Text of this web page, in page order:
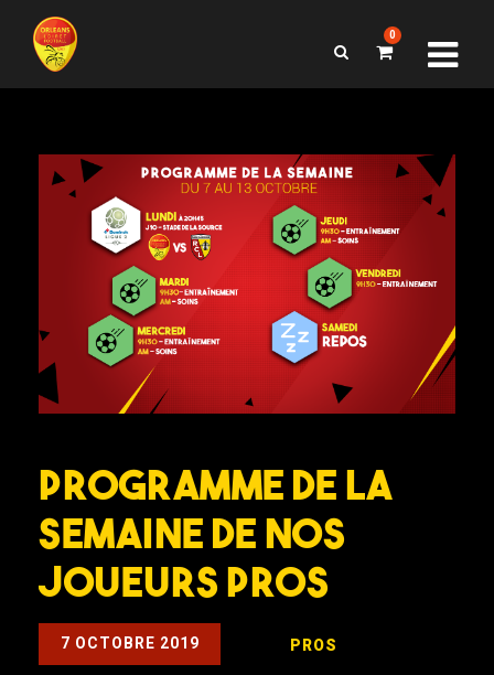
0
Programme de la
semaine de nos
joueurs pros
7 OCTOBRE 2019 PROS